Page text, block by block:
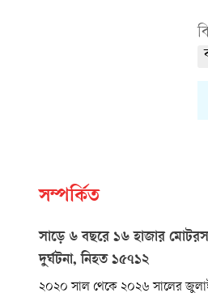
সম্পর্কিত
সাড়ে ৬ বছরে ১৬ হাজার
দুর্ঘটনা, নিহত ১৫৭১২
২০২০ সাল থেকে ২০২৬ সালের জুলাই